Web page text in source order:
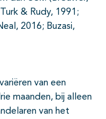
& Rudy, 1991;
2016; Buzasi,
van een
maanden, bij alleen
van het